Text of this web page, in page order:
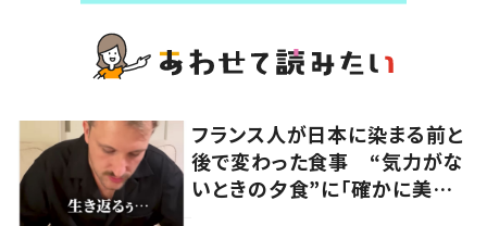
フランス人が日本に染まる前と
後で変わった食事 “気力がな
いときの夕食”に「確かに美味